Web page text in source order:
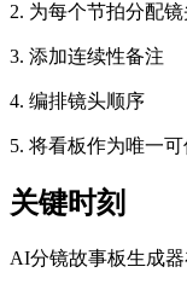
2. 为每个节拍分配
3. 添加连续性备注
4. 编排镜头顺序
5. 将看板作为唯一
关键时刻
AI分镜故事板生成